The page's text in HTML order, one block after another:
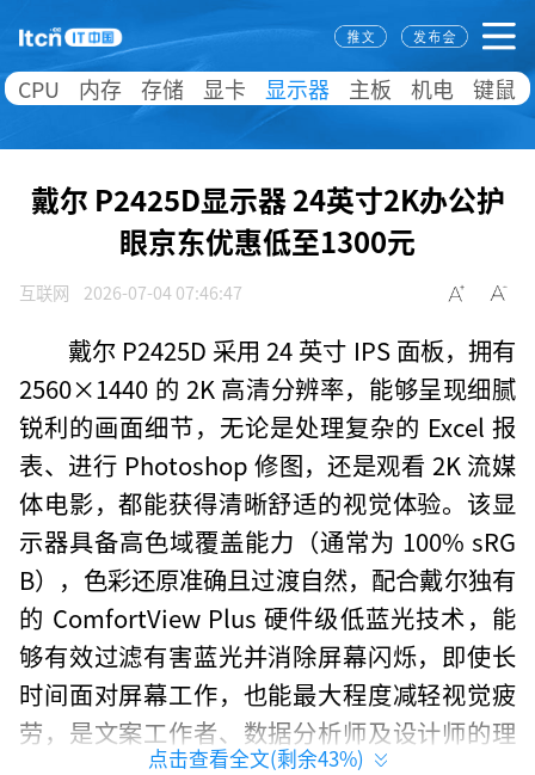
CPU 内存 存储 显卡 显示器 主板 机电 键鼠
戴尔 P2425D显示器 24英寸2K办公护
眼京东优惠低至1300元
互联网 2026-07-04 07:46:47
戴尔 P2425D 采用 24 英寸 IPS 面板，拥有
2560×1440 的 2K 高清分辨率，能够呈现细腻
锐利的画面细节，无论是处理复杂的 Excel 报
表、进行 Photoshop 修图，还是观看 2K 流媒
体电影，都能获得清晰舒适的视觉体验。该显
示器具备高色域覆盖能力（通常为 100% sRG
B），色彩还原准确且过渡自然，配合戴尔独有
的 ComfortView Plus 硬件级低蓝光技术，能
够有效过滤有害蓝光并消除屏幕闪烁，即使长
时间面对屏幕工作，也能最大程度减轻视觉疲
劳，是文案工作者、数据分析师及设计师的理
点击查看全文(剩余43%)